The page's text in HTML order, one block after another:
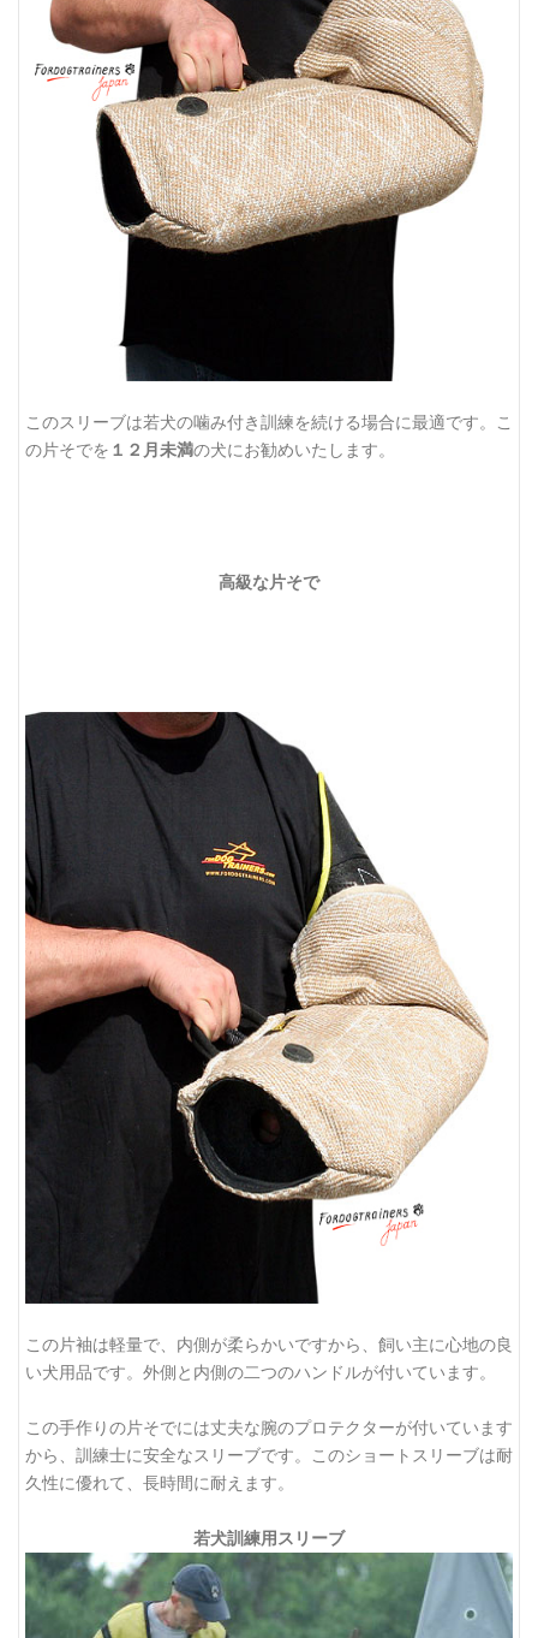
このスリーブは若犬の噛み付き訓練を続ける場合に最適です。こ
の片そでを １２月未満の犬にお勧めいたします。
高級な片そで
この片袖は軽量で、内側が柔らかいですから、飼い主に心地の良
い犬用品です。外側と内側の二つのハンドルが付いています。
この手作りの片そでには丈夫な腕のプロテクターが付いています
から、訓練士に安全なスリーブです。このショートスリーブは耐
久性に優れて、長時間に耐えます。
若犬訓練用スリーブ